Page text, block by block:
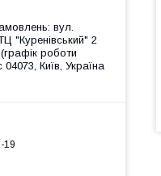
вул.
"Куренівський" 2
роботи
Київ, Україна
19